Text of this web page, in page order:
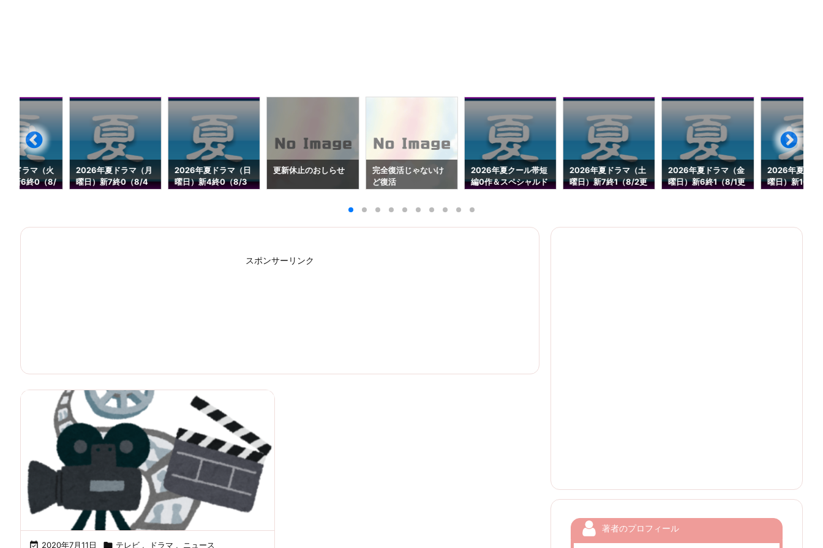
夏ドラマ（火
1新6終0（8/
2026年夏ドラマ（月
曜日）新7終0（8/4
2026年夏ドラマ（日
曜日）新4終0（8/3
更新休止のおしらせ
完全復活じゃないけ
ど復活
2026年夏クール帯短
編0作＆スペシャルド
2026年夏ドラマ（土
曜日）新7終1（8/2更
2026年夏ドラマ（金
曜日）新6終1（8/1更
2026年夏ドラ
曜日）新10終
スポンサーリンク
 2020年7月11日  テレビ , ドラマ , ニュース
著者のプロフィール